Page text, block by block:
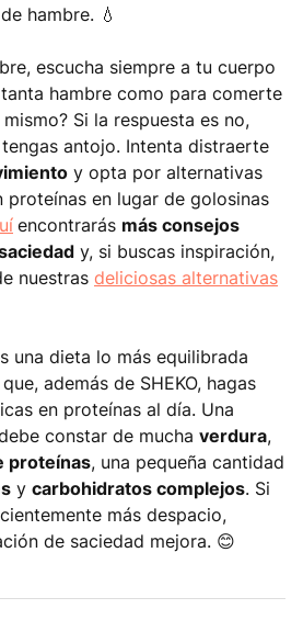
hambre. 💧
escucha siempre a tu cuerpo
hambre como para comerte
Si la respuesta es no,
antojo. Intenta distraerte
y opta por alternativas
proteínas en lugar de golosinas
encontrarás más consejos
y, si buscas inspiración,
nuestras deliciosas alternativas
una dieta lo más equilibrada
además de SHEKO, hagas
en proteínas al día. Una
constar de mucha verdura,
proteínas, una pequeña cantidad
y carbohidratos complejos. Si
más despacio,
de saciedad mejora. 😊